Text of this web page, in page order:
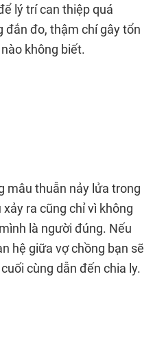
lý trí can thiệp quá
đắn đo, thậm chí gây tổn
không biết.
mâu thuẫn nảy lửa trong
ra cũng chỉ vì không
là người đúng. Nếu
hệ giữa vợ chồng bạn sẽ
cùng dẫn đến chia ly.